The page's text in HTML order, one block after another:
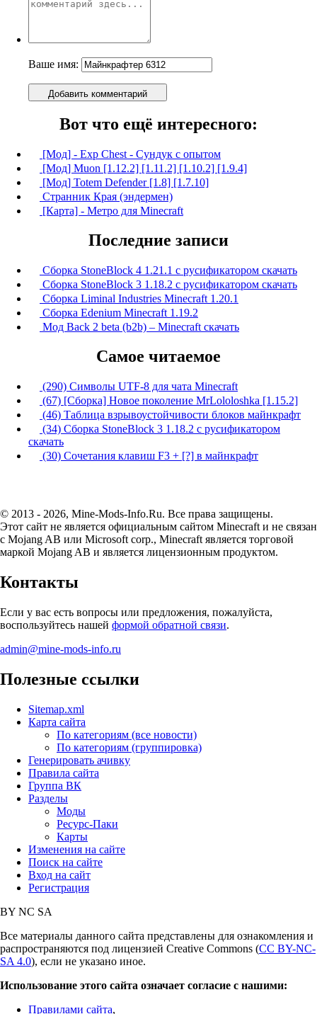
Ваше имя:
Добавить комментарий
Вот что ещё интересного:
[Мод] - Exp Chest - Сундук с опытом
[Мод] Muon [1.12.2] [1.11.2] [1.10.2] [1.9.4]
[Мод] Totem Defender [1.8] [1.7.10]
Странник Края (эндермен)
[Карта] - Метро для Minecraft
Последние записи
Сборка StoneBlock 4 1.21.1 с русификатором скачать
Сборка StoneBlock 3 1.18.2 с русификатором скачать
Сборка Liminal Industries Minecraft 1.20.1
Сборка Edenium Minecraft 1.19.2
Мод Back 2 beta (b2b) – Minecraft скачать
Самое читаемое
(290) Символы UTF-8 для чата Minecraft
(67) [Сборка] Новое поколение MrLololoshka [1.15.2]
(46) Таблица взрывоустойчивости блоков майнкрафт
(34) Сборка StoneBlock 3 1.18.2 с русификатором
скачать
(30) Сочетания клавиш F3 + [?] в майнкрафт
© 2013 - 2026, Mine-Mods-Info.Ru. Все права защищены.
Этот сайт не является официальным сайтом Minecraft и не связан
с Mojang AB или Microsoft corp., Minecraft является торговой
маркой Mojang AB и является лицензионным продуктом.
Контакты
Если у вас есть вопросы или предложения, пожалуйста,
воспользуйтесь нашей формой обратной связи.
admin@mine-mods-info.ru
Полезные ссылки
Sitemap.xml
Карта сайта
По категориям (все новости)
По категориям (группировка)
Генерировать ачивку
Правила сайта
Группа ВК
Разделы
Моды
Ресурс-Паки
Карты
Изменения на сайте
Поиск на сайте
Вход на сайт
Регистрация
BY NC SA
Все материалы данного сайта представлены для ознакомления и
распространяются под лицензией Creative Commons (CC BY-NC-
SA 4.0), если не указано иное.
Использование этого сайта означает согласие с нашими:
Правилами сайта,